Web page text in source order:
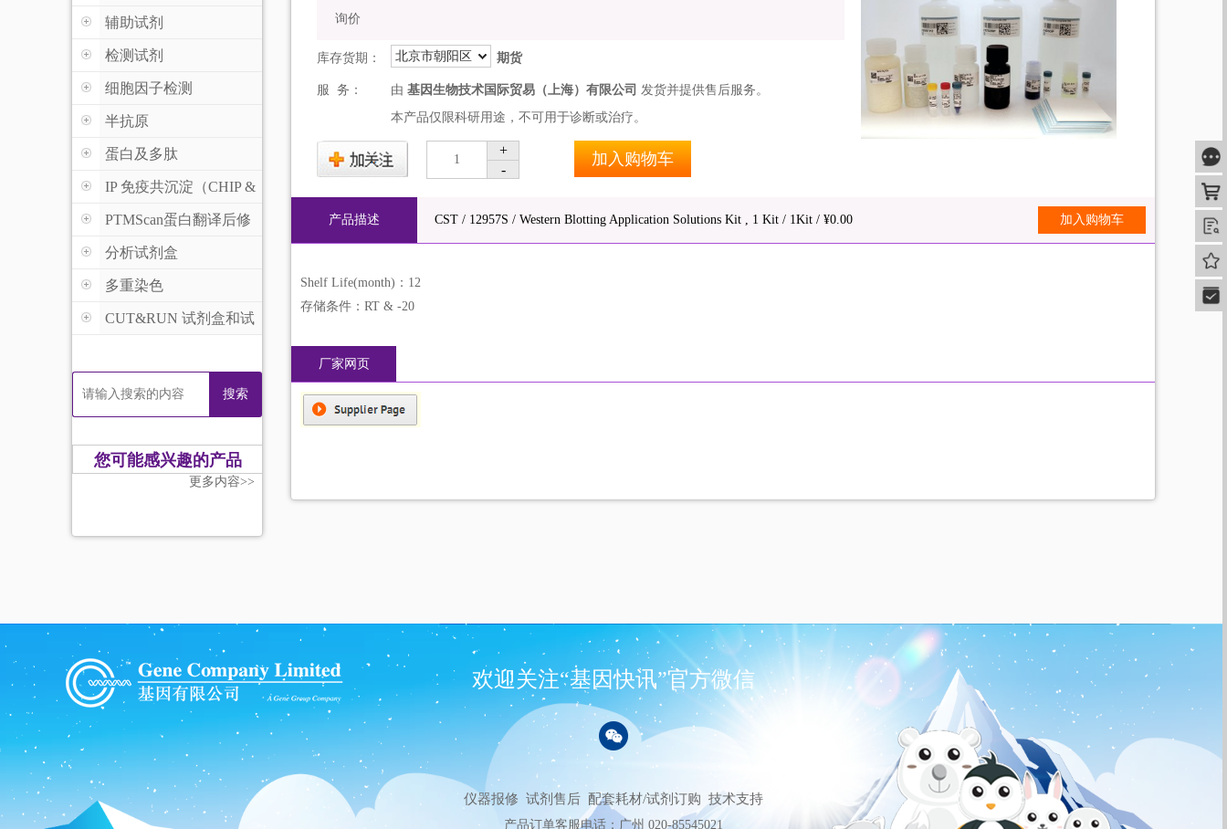
辅助试剂
检测试剂
细胞因子检测
半抗原
蛋白及多肽
IP 免疫共沉淀（CHIP &
MeDIP )
PTMScan蛋白翻译后修
饰
分析试剂盒
多重染色
CUT&RUN 试剂盒和试
搜索
您可能感兴趣的产品
更多内容>>
询价
库存货期： 北京市朝阳区 期货
服 务： 由 基因生物技术国际贸易（上海）有限公司发货并提供售后服务。
本产品仅限科研用途，不可用于诊断或治疗。
1
+
-
加入购物车
产品描述 CST / 12957S / Western Blotting Application Solutions Kit , 1 Kit / 1Kit / ¥0.00 加入购物车
Shelf Life(month)：12
存储条件：RT & -20
厂家网页
欢迎关注“基因快讯”官方微信
仪器报修 试剂售后 配套耗材/试剂订购 技术支持
产品订单客服电话：广州 020-85545021
购
查
我
快